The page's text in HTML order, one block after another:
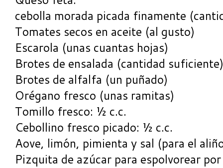
cebolla morada picada finamente
Tomates secos en aceite (al gusto)
Escarola (unas cuantas hojas)
Brotes de ensalada (cantidad suficiente)
Brotes de alfalfa (un puñado)
Orégano fresco (unas ramitas)
Tomillo fresco: ½ c.c.
Cebollino fresco picado: ½ c.c.
Aove, limón, pimienta y sal (para el
Pizquita de azúcar para espolvorear